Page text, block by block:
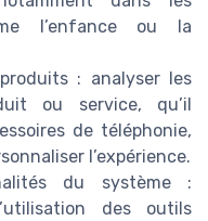
l’enfance ou la
: analyser les
ou service, qu’il
de téléphonie,
l’expérience.
du système :
des outils